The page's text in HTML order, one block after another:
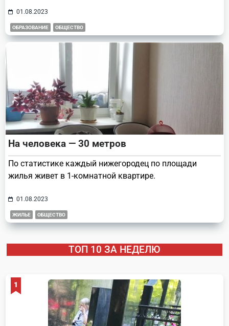
01.08.2023
ОБРАЗОВАНИЕ ОБЩЕСТВО
На человека — 30 метров
По статистике каждый нижегородец по площади
жилья живет в 1-комнатной квартире.
01.08.2023
ЖИЛЬЕ ОБЩЕСТВО
ТОП 10 ЗА НЕДЕЛЮ